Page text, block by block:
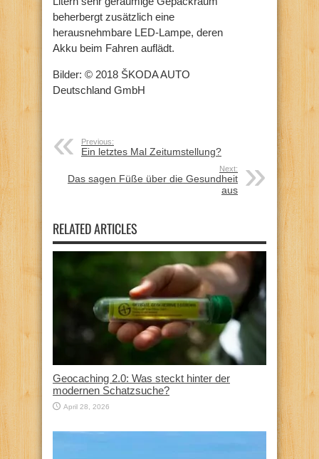
beherbergt zusätzlich eine
herausnehmbare LED-Lampe, deren
Akku beim Fahren auflädt.
Bilder: © 2018 ŠKODA AUTO
Deutschland GmbH
Previous:
Ein letztes Mal Zeitumstellung?
Next:
Das sagen Füße über die Gesundheit
aus
RELATED ARTICLES
Geocaching 2.0: Was steckt hinter der
modernen Schatzsuche?
April 28, 2026